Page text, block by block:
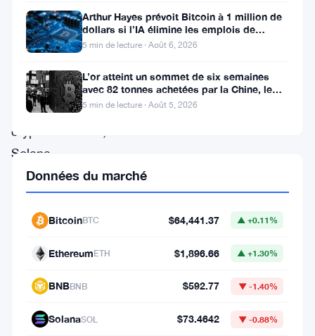
monde
évolution
des
cryptomonnaies,
Solana
SOL)
récemment
changement
dans
Arthur Hayes prévoit Bitcoin à 1 million de
dollars si l’IA élimine les emplois de
bureau
5 min de lecture · Août 6, 2026
L’or atteint un sommet de six semaines
avec 82 tonnes achetées par la Chine, le
Bitcoin stagne
5 min de lecture · Août 5, 2026
Données du marché
BitcoinBTC $64,441.37 ▲ +0.11%
EthereumETH $1,896.66 ▲ +1.30%
BNBBNB $592.77 ▼ -1.40%
SolanaSOL $73.4642 ▼ -0.88%